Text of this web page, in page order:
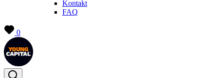
Kontakt
FAQ
0